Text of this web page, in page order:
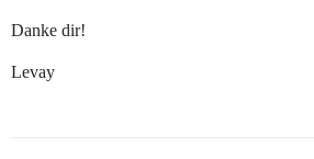
Danke dir!
Levay